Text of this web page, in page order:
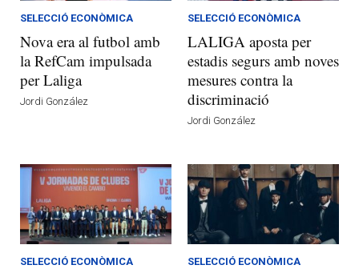
SELECCIÓ ECONÒMICA
Nova era al futbol amb
la RefCam impulsada
per Laliga
Jordi González
SELECCIÓ ECONÒMICA
LALIGA aposta per
estadis segurs amb noves
mesures contra la
discriminació
Jordi González
SELECCIÓ ECONÒMICA SELECCIÓ ECONÒMICA